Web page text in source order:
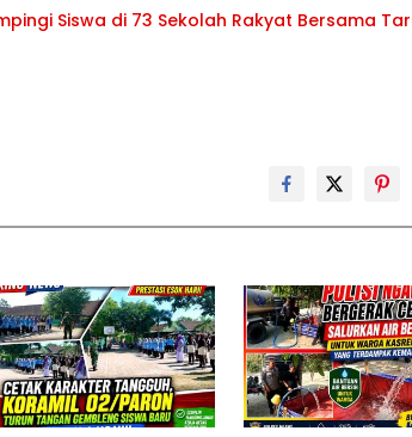
Siswa di 73 Sekolah Rakyat Bersama